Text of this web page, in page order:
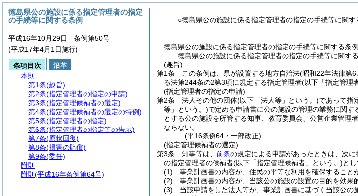
○徳島県公の施設に係る指定管理者の指定の手続等に関す
徳島県公の施設に係る指定管理者の指定の手続等に関する条
徳島県公の施設に係る指定管理者の指定の手続等に関す
(趣旨)
第1条
この条例は、県が設置する地方自治法(昭和22年法律第
る法第244条の2第3項に規定する指定管理者(以下「指定管理
(指定管理者の指定の申請)
第2条
法人その他の団体(以下「法人等」という。)であって指
等」という。)で定める申請書に公の施設の管理の業務に関す
とする公の施設を所管する知事、教育委員会、公営企業管理
ならない。
(平16条例64・一部改正)
(指定管理候補者の選定)
第3条
知事等は、 前条の規定による申請があったときは、次
の指定管理者の候補者(以下「指定管理候補者」という。)と
(1)
事業計画書の内容が、住民の平等な利用を確保すること
(2)
事業計画書の内容が、当該公の施設の設置の目的を効果
(3)
当該申請をした法人等が、事業計画書に基づく当該公
徳島県公の施設に係る指定管理者の指定
の手続等に関する条例
平成16年10月29日 条例第50号
(平成17年4月1日施行)
条項目次
沿革
本則
第1条(趣旨)
第2条(指定管理者の指定の申請)
第3条(指定管理候補者の選定)
第4条(指定管理候補者の選定の特例)
第5条(指定管理者の指定)
第6条(指定管理者の指定等の告示)
第7条(原状回復)
第8条(損害の賠償)
第9条(委任)
附則
附則 (平成16年条例第64号)